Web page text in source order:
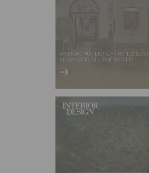
ANNUAL HOT LIST OF THE 102 BEST
NEW HOTELS IN THE WORLD